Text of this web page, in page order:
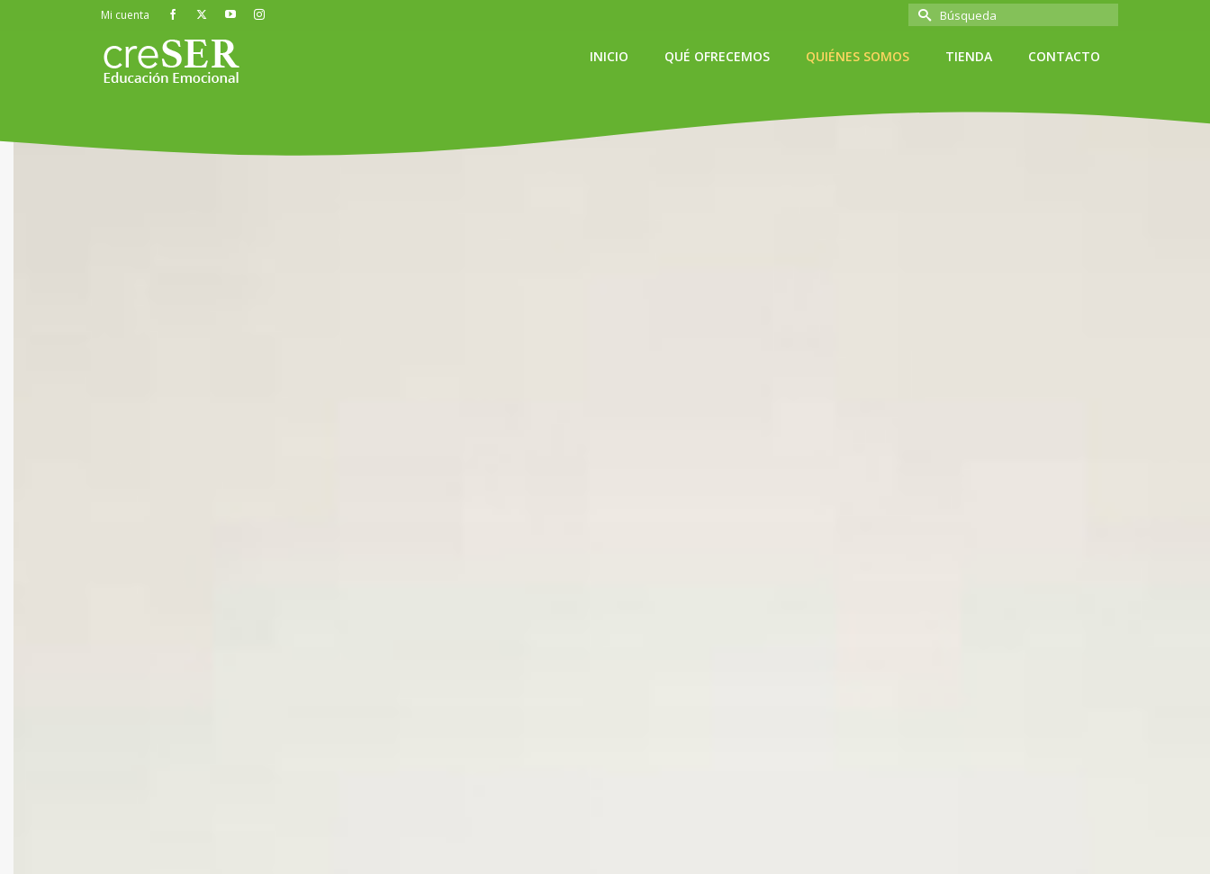
Mi cuenta
Buscar
por:
INICIO
QUÉ OFRECEMOS QUIÉNES SOMOS TIENDA CONTACTO